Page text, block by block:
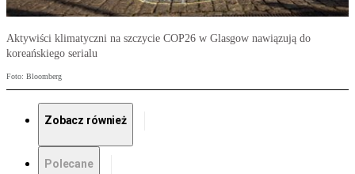
Aktywiści klimatyczni na szczycie COP26 w Glasgow nawiązują do
koreańskiego serialu
Foto: Bloomberg
Zobacz również
Polecane